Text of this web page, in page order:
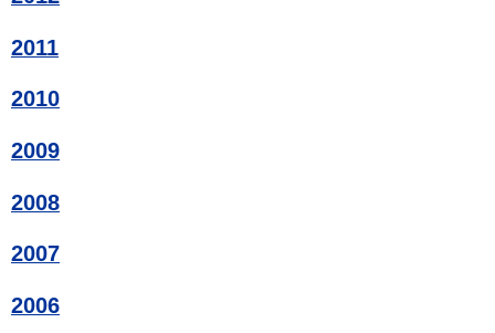
2011
2010
2009
2008
2007
2006